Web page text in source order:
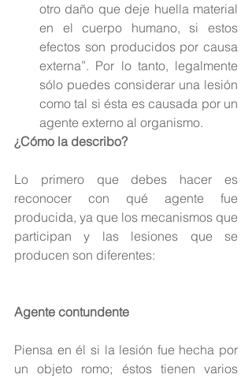
otro daño que deje huella material
en el cuerpo humano, si estos
efectos son producidos por causa
externa”. Por lo tanto, legalmente
sólo puedes considerar una lesión
como tal si ésta es causada por un
agente externo al organismo.
¿Cómo la describo?
Lo primero que debes hacer es
reconocer con qué agente fue
producida, ya que los mecanismos que
participan y las lesiones que se
producen son diferentes:
Agente contundente
Piensa en él si la lesión fue hecha por
un objeto romo; éstos tienen varios